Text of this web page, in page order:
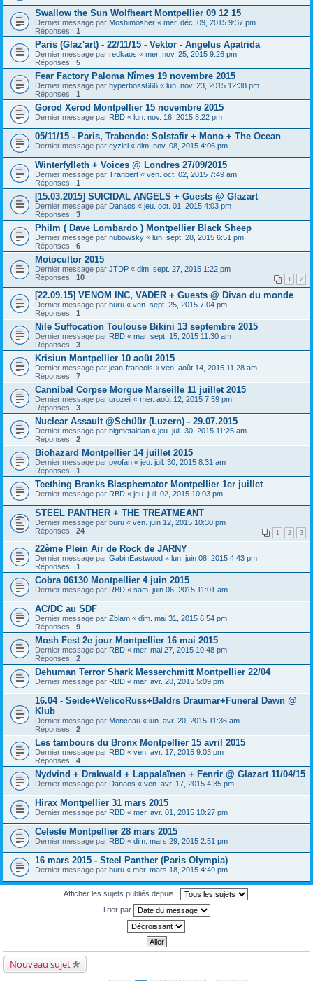
Swallow the Sun Wolfheart Montpellier 09 12 15
Dernier message par Moshimosher « mer. déc. 09, 2015 9:37 pm
Réponses : 1
Paris (Glaz'art) - 22/11/15 - Vektor - Angelus Apatrida
Dernier message par redkaos « mer. nov. 25, 2015 9:26 pm
Réponses : 5
Fear Factory Paloma Nîmes 19 novembre 2015
Dernier message par hyperboss666 « lun. nov. 23, 2015 12:38 pm
Réponses : 1
Gorod Xerod Montpellier 15 novembre 2015
Dernier message par RBD « lun. nov. 16, 2015 8:22 pm
05/11/15 - Paris, Trabendo: Solstafir + Mono + The Ocean
Dernier message par eyziel « dim. nov. 08, 2015 4:06 pm
Winterfylleth + Voices @ Londres 27/09/2015
Dernier message par Tranbert « ven. oct. 02, 2015 7:49 am
Réponses : 1
[15.03.2015] SUICIDAL ANGELS + Guests @ Glazart
Dernier message par Danaos « jeu. oct. 01, 2015 4:03 pm
Réponses : 3
Philm ( Dave Lombardo ) Montpellier Black Sheep
Dernier message par nubowsky « lun. sept. 28, 2015 6:51 pm
Réponses : 6
Motocultor 2015
Dernier message par JTDP « dim. sept. 27, 2015 1:22 pm
Réponses : 10 1 2
[22.09.15] VENOM INC, VADER + Guests @ Divan du monde
Dernier message par buru « ven. sept. 25, 2015 7:04 pm
Réponses : 1
Nile Suffocation Toulouse Bikini 13 septembre 2015
Dernier message par RBD « mar. sept. 15, 2015 11:30 am
Réponses : 3
Krisiun Montpellier 10 août 2015
Dernier message par jean-francois « ven. août 14, 2015 11:28 am
Réponses : 7
Cannibal Corpse Morgue Marseille 11 juillet 2015
Dernier message par grozeil « mer. août 12, 2015 7:59 pm
Réponses : 3
Nuclear Assault @Schüür (Luzern) - 29.07.2015
Dernier message par bigmetaldan « jeu. juil. 30, 2015 11:25 am
Réponses : 2
Biohazard Montpellier 14 juillet 2015
Dernier message par pyofan « jeu. juil. 30, 2015 8:31 am
Réponses : 1
Teething Branks Blasphemator Montpellier 1er juillet
Dernier message par RBD « jeu. juil. 02, 2015 10:03 pm
STEEL PANTHER + THE TREATMEANT
Dernier message par buru « ven. juin 12, 2015 10:30 pm
Réponses : 24 1 2 3
22ème Plein Air de Rock de JARNY
Dernier message par GabinEastwood « lun. juin 08, 2015 4:43 pm
Réponses : 1
Cobra 06130 Montpellier 4 juin 2015
Dernier message par RBD « sam. juin 06, 2015 11:01 am
AC/DC au SDF
Dernier message par Zblam « dim. mai 31, 2015 6:54 pm
Réponses : 9
Mosh Fest 2e jour Montpellier 16 mai 2015
Dernier message par RBD « mer. mai 27, 2015 10:48 pm
Réponses : 2
Dehuman Terror Shark Messerchmitt Montpellier 22/04
Dernier message par RBD « mar. avr. 28, 2015 5:09 pm
16.04 - Seide+WelicoRuss+Baldrs Draumar+Funeral Dawn @
Klub
Dernier message par Monceau « lun. avr. 20, 2015 11:36 am
Réponses : 2
Les tambours du Bronx Montpellier 15 avril 2015
Dernier message par RBD « ven. avr. 17, 2015 9:03 pm
Réponses : 4
Nydvind + Drakwald + Lappalaïnen + Fenrir @ Glazart 11/04/15
Dernier message par Danaos « ven. avr. 17, 2015 4:35 pm
Hirax Montpellier 31 mars 2015
Dernier message par RBD « mer. avr. 01, 2015 10:27 pm
Celeste Montpellier 28 mars 2015
Dernier message par RBD « dim. mars 29, 2015 2:51 pm
16 mars 2015 - Steel Panther (Paris Olympia)
Dernier message par buru « mer. mars 18, 2015 4:49 pm
Afficher les sujets publiés depuis :
Trier par
Nouveau sujet